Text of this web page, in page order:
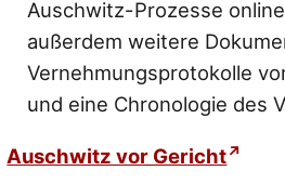
Auschwitz-Prozesse
außerdem weitere
Vernehmungsprotokolle
und eine Chronologie des
Auschwitz vor Gericht